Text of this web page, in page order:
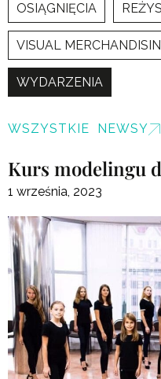
OSIĄGNIĘCIA
VISUAL
WYDARZENIA
WSZYSTKIE NEWSY
Kurs modelingu
1 września, 2023